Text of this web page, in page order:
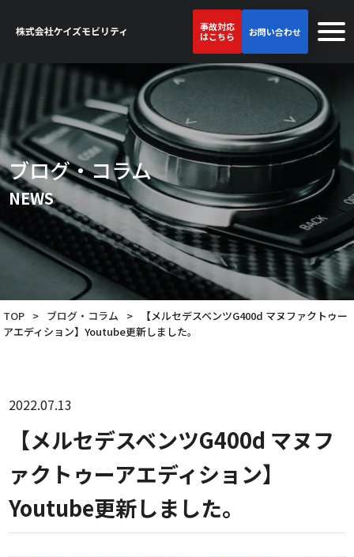
事故対応
はこちら
お問い合わせ
ブログ・コラム
NEWS
TOP > ブログ・コラム >
【メルセデスベンツG400d マヌファクトゥー
アエディション】Youtube更新しました。
2022.07.13
【メルセデスベンツG400d マヌフ
ァクトゥーアエディション】
Youtube更新しました。